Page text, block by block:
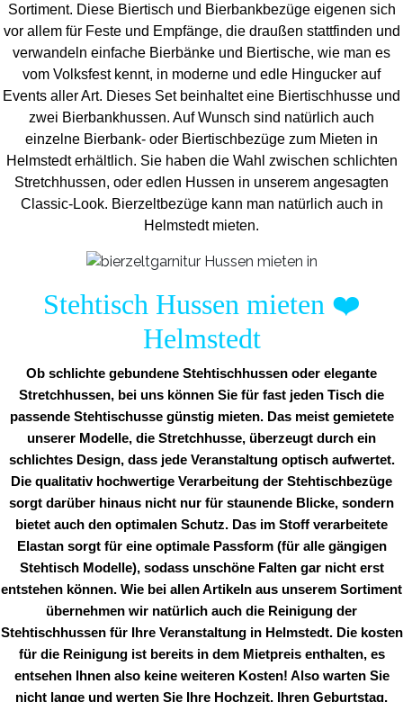
Sortiment. Diese Biertisch und Bierbankbezüge eigenen sich
vor allem für Feste und Empfänge, die draußen stattfinden und
verwandeln einfache Bierbänke und Biertische, wie man es
vom Volksfest kennt, in moderne und edle Hingucker auf
Events aller Art. Dieses Set beinhaltet eine Biertischhusse und
zwei Bierbankhussen. Auf Wunsch sind natürlich auch
einzelne Bierbank- oder Biertischbezüge zum Mieten in
Helmstedt erhältlich. Sie haben die Wahl zwischen schlichten
Stretchhussen, oder edlen Hussen in unserem angesagten
Classic-Look. Bierzeltbezüge kann man natürlich auch in
Helmstedt mieten.
Stehtisch Hussen mieten ❤️
Helmstedt
Ob schlichte gebundene Stehtischhussen oder elegante
Stretchhussen, bei uns können Sie für fast jeden Tisch die
passende Stehtischusse günstig mieten. Das meist gemietete
unserer Modelle, die Stretchhusse, überzeugt durch ein
schlichtes Design, dass jede Veranstaltung optisch aufwertet.
Die qualitativ hochwertige Verarbeitung der Stehtischbezüge
sorgt darüber hinaus nicht nur für staunende Blicke, sondern
bietet auch den optimalen Schutz. Das im Stoff verarbeitete
Elastan sorgt für eine optimale Passform (für alle gängigen
Stehtisch Modelle), sodass unschöne Falten gar nicht erst
entstehen können. Wie bei allen Artikeln aus unserem Sortiment
übernehmen wir natürlich auch die Reinigung der
Stehtischhussen für Ihre Veranstaltung in Helmstedt. Die kosten
für die Reinigung ist bereits in dem Mietpreis enthalten, es
entsehen Ihnen also keine weiteren Kosten! Also warten Sie
nicht lange und werten Sie Ihre Hochzeit, Ihren Geburtstag,